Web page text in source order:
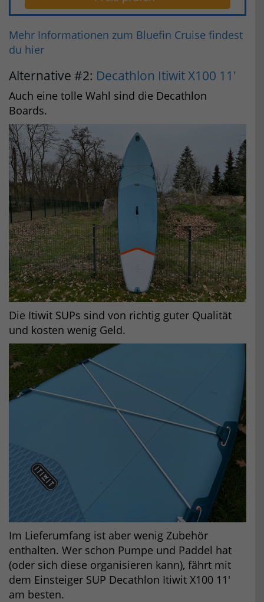
Mehr Informationen zum Bluefin Cruise findest
du hier
Alternative #2: Decathlon Itiwit X100 11'
Auch eine tolle Wahl sind die Decathlon
Boards.
Die Itiwit SUPs sind von richtig guter Qualität
und kosten wenig Geld.
Im Lieferumfang ist aber wenig Zubehör
enthalten. Wer schon Pumpe und Paddel hat
(oder sich diese organisieren kann), fährt mit
dem Einsteiger SUP Decathlon Itiwit X100 11′
am besten.